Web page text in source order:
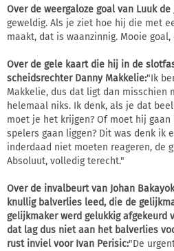
Over de weergaloze goal van Luuk de
geweldig. Als je ziet hoe hij die met
maakt, dat is waanzinnig. Mooie
Over de gele kaart die hij in de
scheidsrechter Danny Makkelie:"Ik
Makkelie, dus dat ligt dan misschien
helemaal niks. Ik denk, als je dat
moet je het krijgen? Of moet hij
spelers gaan liggen? Dit was denk ik
inderdaad niet moeten reageren, de
Absoluut, volledig terecht."
Over de invalbeurt van Johan
knullig balverlies leed, die de
gelijkmaker werd gelukkig afgekeurd
dat lag dus niet aan het balverlies
rust inviel voor Ivan Perisic:"De